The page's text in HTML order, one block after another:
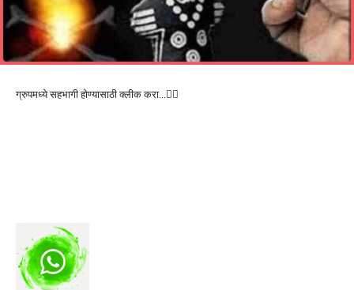
ग्रुपमध्ये सहभागी होण्यासाठी क्लीक करा…👆🏻